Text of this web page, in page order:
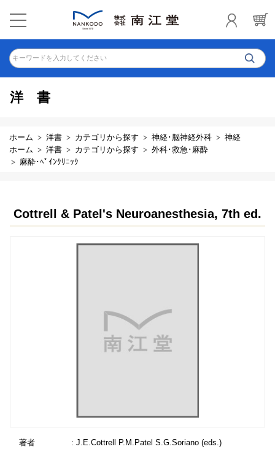
キーワードを入力してください
洋書
ホーム 洋書 カテゴリから探す 神経･脳神経外科
神経
ホーム
洋書 カテゴリから探す
外科･救急･麻酔
麻酔･ﾍﾟｲﾝｸﾘﾆｯｸ
Cottrell & Patel's Neuroanesthesia, 7th ed.
著者
: J.E.Cottrell P.M.Patel S.G.Soriano (eds.)